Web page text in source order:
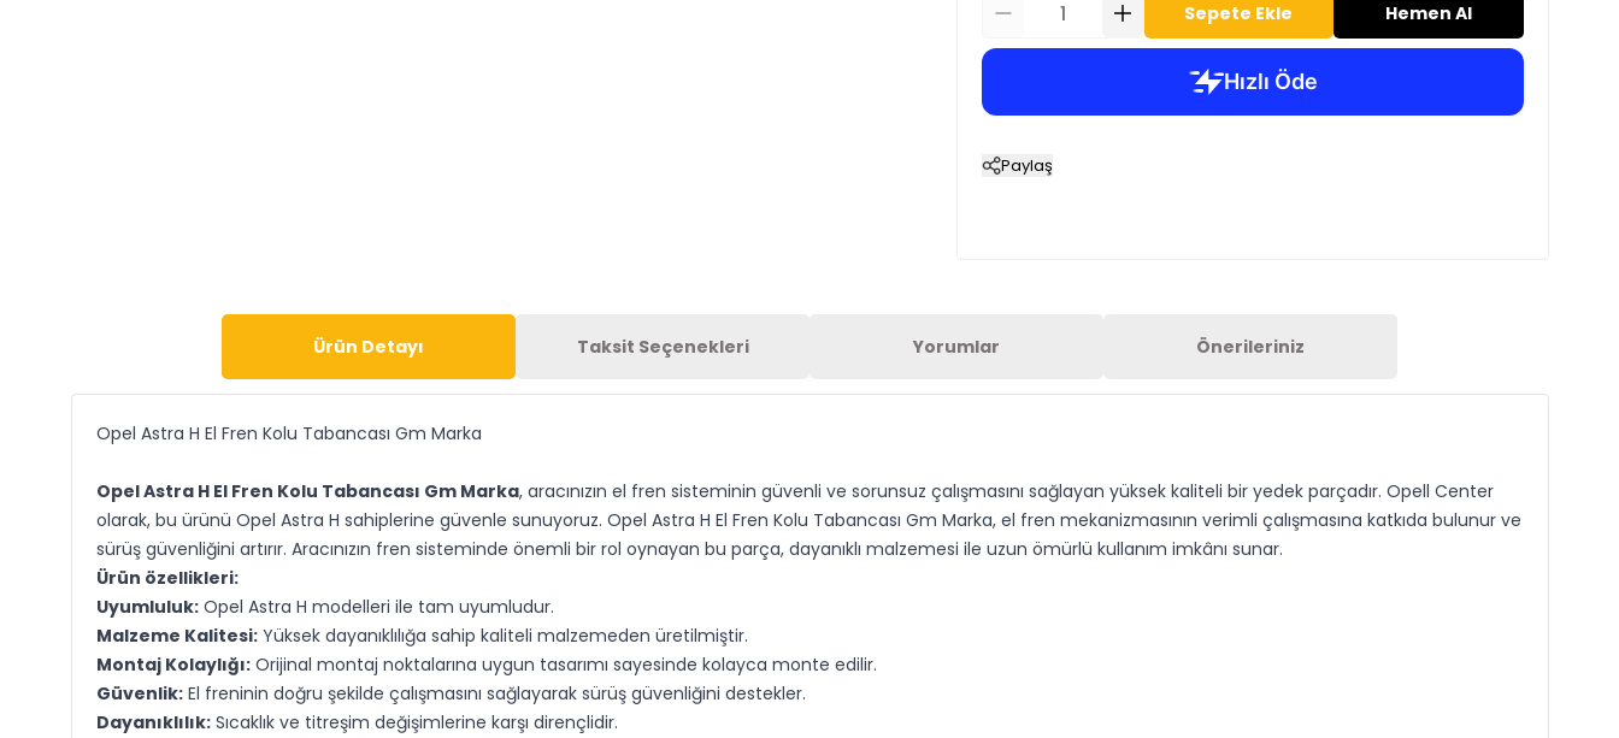
Sepete Ekle Hemen Al
Paylaş
Ürün Detayı Taksit Seçenekleri Yorumlar Önerileriniz
Opel Astra H El Fren Kolu Tabancası Gm Marka
Opel Astra H El Fren Kolu Tabancası Gm Marka, aracınızın el fren sisteminin güvenli ve sorunsuz çalışmasını sağlayan yüksek kaliteli bir yedek parçadır. Opell Center
olarak, bu ürünü Opel Astra H sahiplerine güvenle sunuyoruz. Opel Astra H El Fren Kolu Tabancası Gm Marka, el fren mekanizmasının verimli çalışmasına katkıda bulunur ve
sürüş güvenliğini artırır. Aracınızın fren sisteminde önemli bir rol oynayan bu parça, dayanıklı malzemesi ile uzun ömürlü kullanım imkânı sunar.
Ürün özellikleri:
Uyumluluk:Opel Astra H modelleri ile tam uyumludur.
Malzeme Kalitesi:Yüksek dayanıklılığa sahip kaliteli malzemeden üretilmiştir.
Montaj Kolaylığı:Orijinal montaj noktalarına uygun tasarımı sayesinde kolayca monte edilir.
Güvenlik:El freninin doğru şekilde çalışmasını sağlayarak sürüş güvenliğini destekler.
Dayanıklılık:Sıcaklık ve titreşim değişimlerine karşı dirençlidir.